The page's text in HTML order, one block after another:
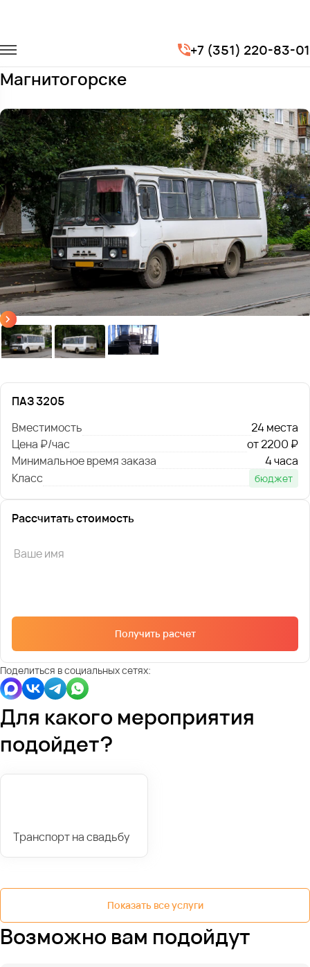
+7 (351) 220-83-01
ПАЗ 3205
Заказать ПАЗ 3205 с водителем в
Магнитогорске
ПАЗ 3205
Вместимость
24 места
Цена ₽/час
от 2200 ₽
Минимальное время заказа
4 часа
Класс
бюджет
Рассчитать стоимость
Получить расчет
Поделиться в социальных сетях:
Для какого мероприятия
подойдет?
Транспорт на свадьбу
Показать все услуги
Возможно вам подойдут